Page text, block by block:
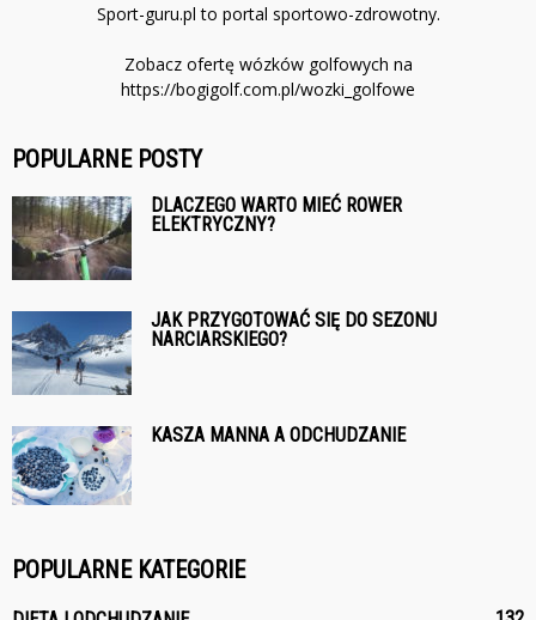
Sport-guru.pl to portal sportowo-zdrowotny.
Zobacz ofertę wózków golfowych na
https://bogigolf.com.pl/wozki_golfowe
POPULARNE POSTY
DLACZEGO WARTO MIEĆ ROWER
ELEKTRYCZNY?
JAK PRZYGOTOWAĆ SIĘ DO SEZONU
NARCIARSKIEGO?
KASZA MANNA A ODCHUDZANIE
POPULARNE KATEGORIE